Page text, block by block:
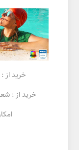
خرید از :
خرید از :